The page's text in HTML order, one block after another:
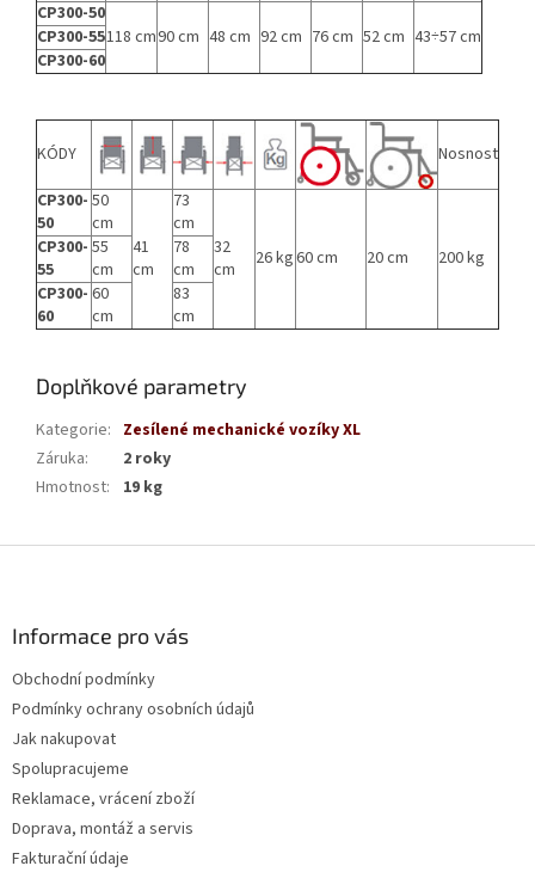
CP300-50
118 cm90 cm 48 cm 92 cm 76 cm 52 cm 43÷57cm
CP300-55
CP300-60
KÓDY
Nosnost
CP300-
50
50
cm
41
cm
73
cm
32
cm
26 kg60 cm 20 cm 200 kg
CP300-
55
55
cm
78
cm
CP300-
60
60
cm
83
cm
Doplňkové parametry
Kategorie: Zesílené mechanické vozíky XL
Záruka:
2 roky
Hmotnost: 19 kg
Informace pro vás
Obchodní podmínky
Podmínky ochrany osobních údajů
Jak nakupovat
Spolupracujeme
Reklamace, vrácení zboží
Doprava, montáž a servis
Fakturační údaje